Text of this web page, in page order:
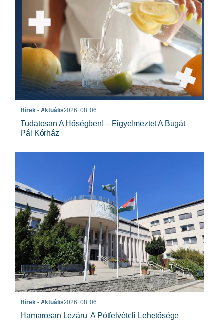
Hírek - Aktuális2026. 08. 06.
Tudatosan A Hőségben! – Figyelmeztet A Bugát
Pál Kórház
Hírek - Aktuális2026. 08. 06.
Hamarosan Lezárul A Pótfelvételi Lehetősége